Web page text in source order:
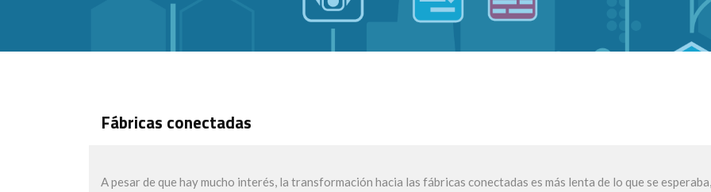
Fábricas conectadas
A pesar de que hay mucho interés, la transformación hacia las fábricas conectadas es más lenta de lo que se